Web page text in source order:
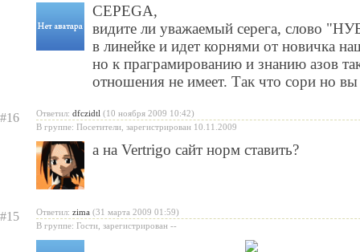
CEPEGA,
видите ли уважаемый серега, слово
в линейке и идет корнями от новичка
но к праграмированию и знанию азов
отношения не имеет. Так что сори но
#16 Ответил: dfczidtl (10 ноября 2009 10:42)
В группе: Посетители, зарегистрирован 10.11.2009
а на Vertrigo сайт норм ставить?
#15 Ответил: zima (31 марта 2009 01:59)
В группе: Гости, зарегистрирован --